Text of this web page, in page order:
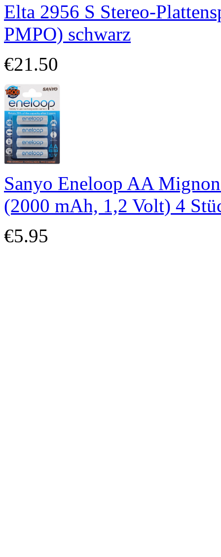
Elta 2956 S Stereo-
PMPO) schwarz
€21.50
Sanyo Eneloop AA
(2000 mAh, 1,2 Volt) 4
€5.95